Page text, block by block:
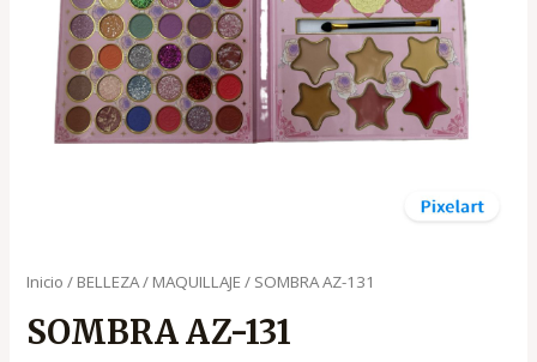
Inicio / BELLEZA/ MAQUILLAJE / SOMBRA AZ-131
SOMBRA AZ-131